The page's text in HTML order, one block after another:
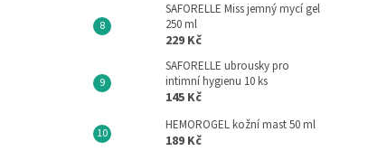
SAFORELLE Miss jemný mycí gel
250 ml
229 Kč
SAFORELLE ubrousky pro
intimní hygienu 10 ks
145 Kč
HEMOROGEL kožní mast 50 ml
189 Kč